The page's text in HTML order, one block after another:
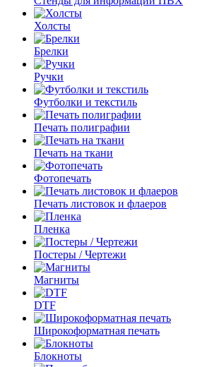
Холсты
Брелки
Ручки
Футболки и текстиль
Печать полиграфии
Печать на ткани
Фотопечать
Печать листовок и флаеров
Пленка
Постеры / Чертежи
Магниты
DTF
Широкоформатная печать
Блокноты